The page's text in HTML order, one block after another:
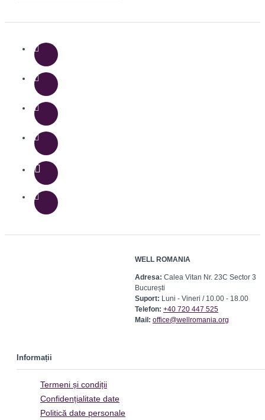
WELL ROMANIA
Adresa: Calea Vitan Nr. 23C Sector 3
București
Suport: Luni - Vineri / 10.00 - 18.00
Telefon: +40 720 447 525
Mail: office@wellromania.org
Informații
Termeni și condiții
Confidențialitate date
Politică date personale